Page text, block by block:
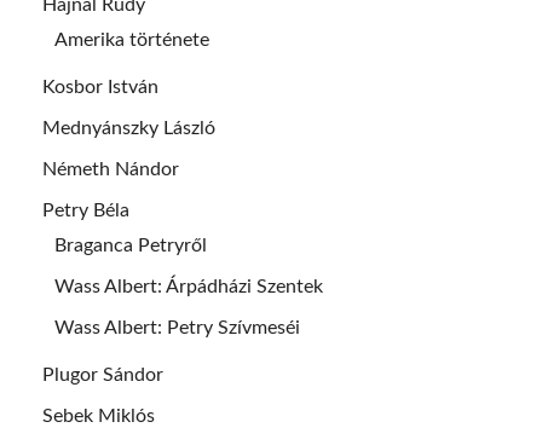
Hajnal Rudy
Amerika története
Kosbor István
Mednyánszky László
Németh Nándor
Petry Béla
Braganca Petryről
Wass Albert: Árpádházi Szentek
Wass Albert: Petry Szívmeséi
Plugor Sándor
Sebek Miklós